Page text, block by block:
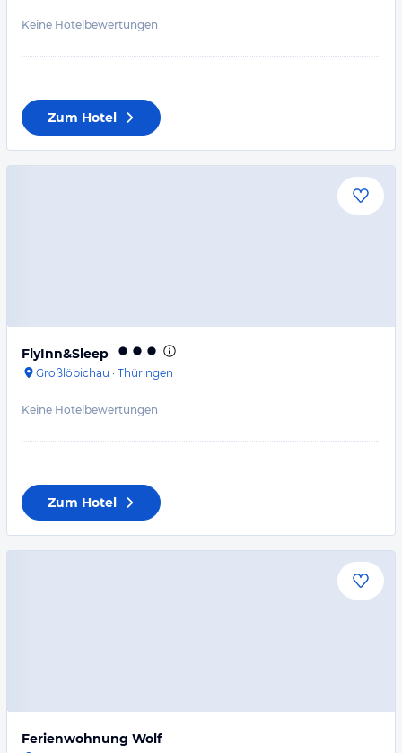
Keine Hotelbewertungen
Zum Hotel
FlyInn&Sleep
Großlöbichau · Thüringen
Keine Hotelbewertungen
Zum Hotel
Ferienwohnung Wolf